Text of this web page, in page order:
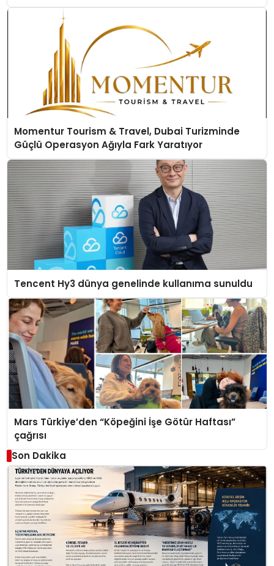
Momentur Tourism & Travel, Dubai Turizminde
Güçlü Operasyon Ağıyla Fark Yaratıyor
Tencent Hy3 dünya genelinde kullanıma sunuldu
Mars Türkiye’den “Köpeğini İşe Götür Haftası”
çağrısı
Son Dakika